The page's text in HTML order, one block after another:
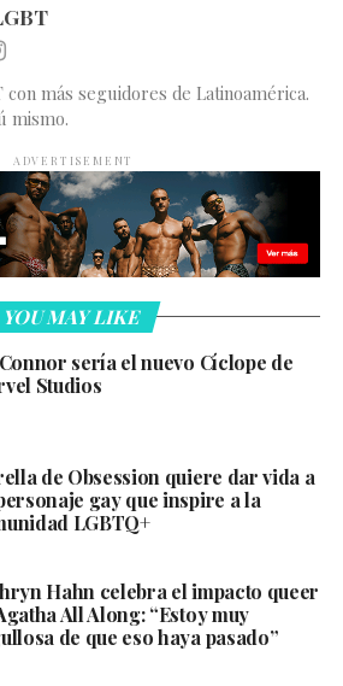
con más seguidores de Latinoamérica.
mismo.
ADVERTISEMENT
YOU MAY LIKE
sería el nuevo Cíclope de
Studios
de Obsession quiere dar vida a
gay que inspire a la
LGBTQ+
Hahn celebra el impacto queer
All Along: “Estoy muy
de que eso haya pasado”